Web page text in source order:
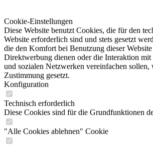
Cookie-Einstellungen
Diese Website benutzt Cookies, die für den
Website erforderlich sind und stets gesetzt
die den Komfort bei Benutzung dieser
Direktwerbung dienen oder die Interaktion mit
und sozialen Netzwerken vereinfachen
Zustimmung gesetzt.
Konfiguration
Technisch erforderlich
Diese Cookies sind für die Grundfunktionen
"Alle Cookies ablehnen" Cookie